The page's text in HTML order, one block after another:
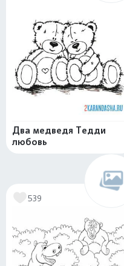
Два медведя Тедди
любовь
539